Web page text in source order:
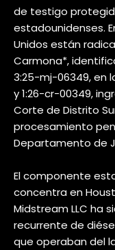
de testigo
estadounidenses.
Unidos están
Carmona*,
3:25-mj-06349, en
y 1:26-cr-00349,
Corte de Distrito
procesamiento
Departamento de
El componente
concentra en
Midstream LLC ha
recurrente de
que operaban del